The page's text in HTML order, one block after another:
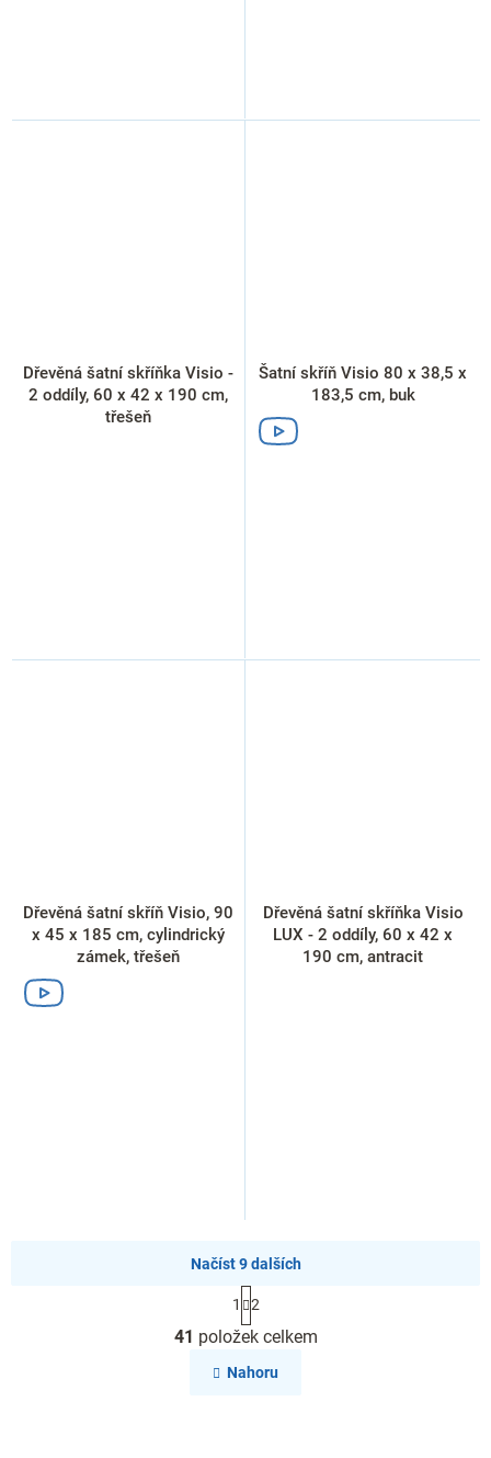
Dřevěná šatní skříňka Visio -
2 oddíly, 60 x 42 x 190 cm,
třešeň
Šatní skříň Visio 80 x 38,5 x
183,5 cm, buk
Dřevěná šatní skříň Visio, 90
x 45 x 185 cm, cylindrický
zámek, třešeň
Dřevěná šatní skříňka Visio
LUX - 2 oddíly, 60 x 42 x
190 cm, antracit
O
v
l
Načíst 9 dalších
S
t
r
á
n
1 2
41 položek celkem
Nahoru